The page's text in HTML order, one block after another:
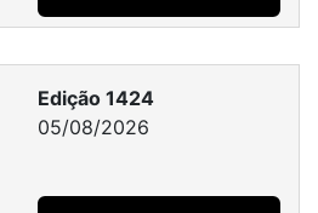
Edição 1424
05/08/2026